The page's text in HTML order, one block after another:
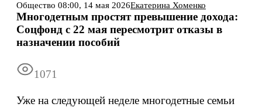
Информация ПодпискаРеклама Все новости
Общество 08:00, 14 мая 2026Екатерина Хоменко
Многодетным простят превышение дохода:
Соцфонд с 22 мая пересмотрит отказы в
назначении пособий
1071
Уже на следующей неделе многодетные семьи